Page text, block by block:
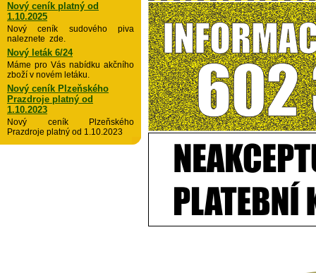
Nový ceník platný od
1.10.2025
Nový ceník sudového piva
naleznete zde.
Nový leták 6/24
Máme pro Vás nabídku akčního
zboží v novém letáku.
Nový ceník Plzeňského
Prazdroje platný od
1.10.2023
Nový ceník Plzeňského
Prazdroje platný od 1.10.2023